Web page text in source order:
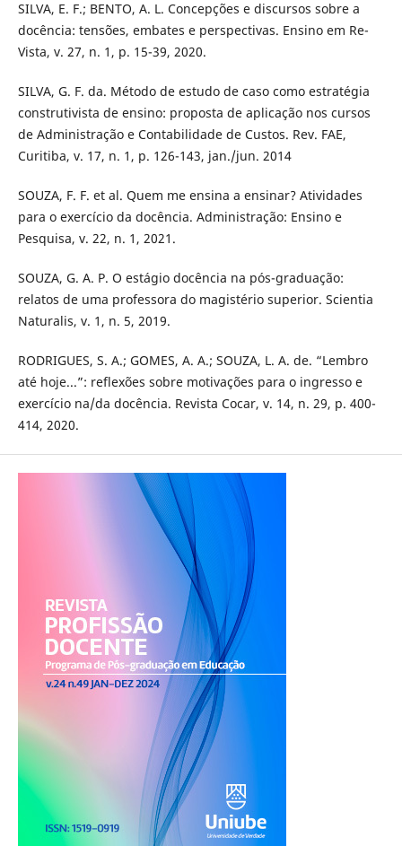
SILVA, E. F.; BENTO, A. L. Concepções e discursos sobre a
docência: tensões, embates e perspectivas. Ensino em Re-
Vista, v. 27, n. 1, p. 15-39, 2020.
SILVA, G. F. da. Método de estudo de caso como estratégia
construtivista de ensino: proposta de aplicação nos cursos
de Administração e Contabilidade de Custos. Rev. FAE,
Curitiba, v. 17, n. 1, p. 126-143, jan./jun. 2014
SOUZA, F. F. et al. Quem me ensina a ensinar? Atividades
para o exercício da docência. Administração: Ensino e
Pesquisa, v. 22, n. 1, 2021.
SOUZA, G. A. P. O estágio docência na pós-graduação:
relatos de uma professora do magistério superior. Scientia
Naturalis, v. 1, n. 5, 2019.
RODRIGUES, S. A.; GOMES, A. A.; SOUZA, L. A. de. “Lembro
até hoje...”: reflexões sobre motivações para o ingresso e
exercício na/da docência. Revista Cocar, v. 14, n. 29, p. 400-
414, 2020.